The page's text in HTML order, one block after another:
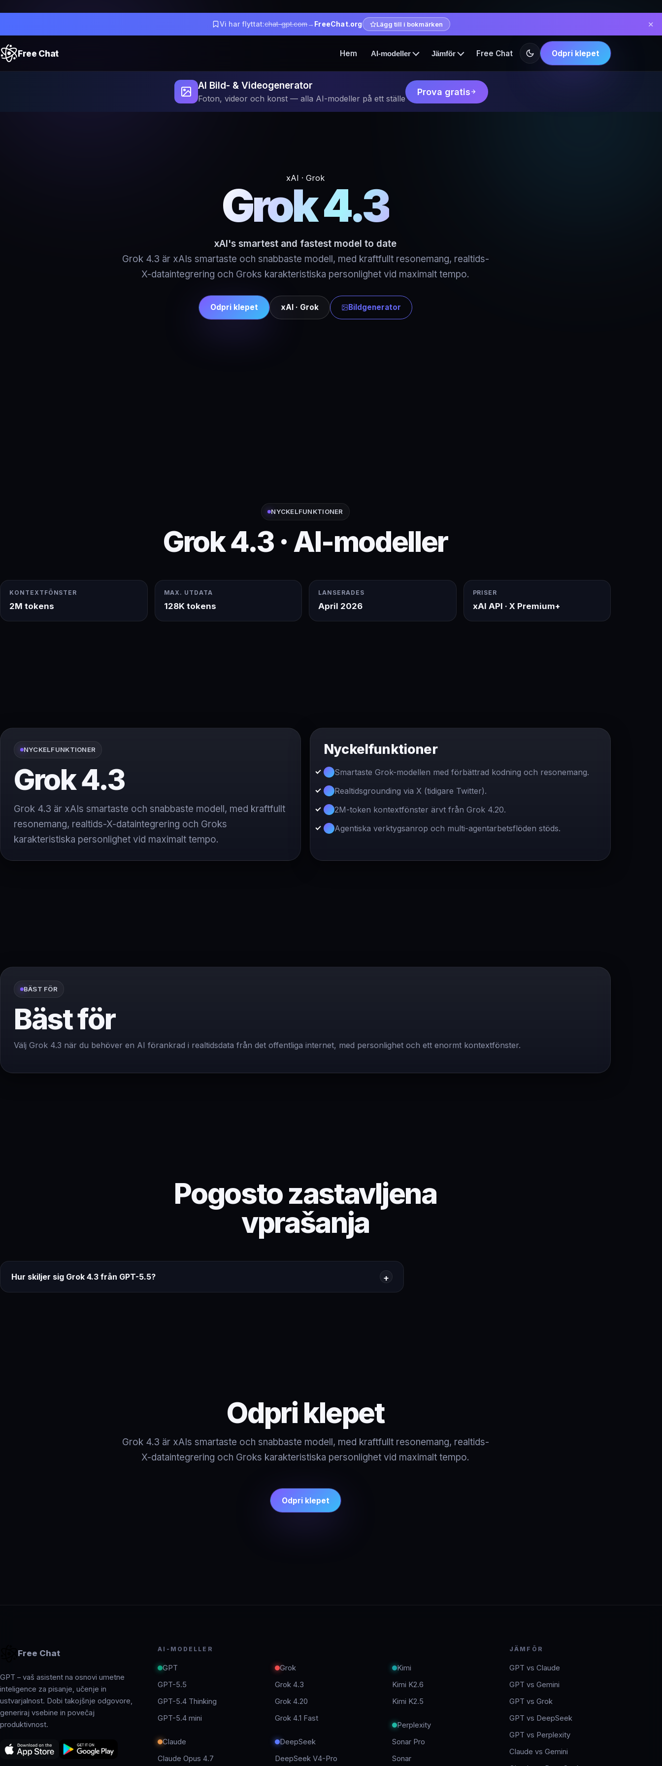
Vi har flyttat:chat-gpt.com→ FreeChat.org Lägg till i bokmärken ✕
Free Chat Hem AI-modeller Jämför Free Chat Odpri klepet
AI Bild- & Videogenerator
Foton, videor och konst — alla AI-modeller på ett ställe
Prova gratis
xAI · Grok
Grok 4.3
xAI's smartest and fastest model to date
Grok 4.3 är xAIs smartaste och snabbaste modell, med kraftfullt resonemang, realtids-
X-dataintegrering och Groks karakteristiska personlighet vid maximalt tempo.
Odpri klepet xAI · Grok Bildgenerator
NYCKELFUNKTIONER
Grok 4.3 · AI-modeller
KONTEXTFÖNSTER
2M tokens
MAX. UTDATA
128K tokens
LANSERADES
April 2026
PRISER
xAI API · X Premium+
NYCKELFUNKTIONER
Grok 4.3
Grok 4.3 är xAIs smartaste och snabbaste modell, med kraftfullt
resonemang, realtids-X-dataintegrering och Groks
karakteristiska personlighet vid maximalt tempo.
Nyckelfunktioner
Smartaste Grok-modellen med förbättrad kodning och resonemang.
Realtidsgrounding via X (tidigare Twitter).
2M-token kontextfönster ärvt från Grok 4.20.
Agentiska verktygsanrop och multi-agentarbetsflöden stöds.
BÄST FÖR
Bäst för
Välj Grok 4.3 när du behöver en AI förankrad i realtidsdata från det offentliga internet, med personlighet och ett enormt kontextfönster.
Pogosto zastavljena
vprašanja
Hur skiljer sig Grok 4.3 från GPT-5.5?
Odpri klepet
Grok 4.3 är xAIs smartaste och snabbaste modell, med kraftfullt resonemang, realtids-
X-dataintegrering och Groks karakteristiska personlighet vid maximalt tempo.
Odpri klepet
Free Chat
GPT – vaš asistent na osnovi umetne
inteligence za pisanje, učenje in
ustvarjalnost. Dobi takojšnje odgovore,
generiraj vsebine in povečaj
produktivnost.
AI-MODELLER
GPT
GPT-5.5
GPT-5.4 Thinking
GPT-5.4 mini
Claude
Claude Opus 4.7
Grok
Grok 4.3
Grok 4.20
Grok 4.1 Fast
DeepSeek
DeepSeek V4-Pro
Kimi
Kimi K2.6
Kimi K2.5
Perplexity
Sonar Pro
Sonar
JÄMFÖR
GPT vs Claude
GPT vs Gemini
GPT vs Grok
GPT vs DeepSeek
GPT vs Perplexity
Claude vs Gemini